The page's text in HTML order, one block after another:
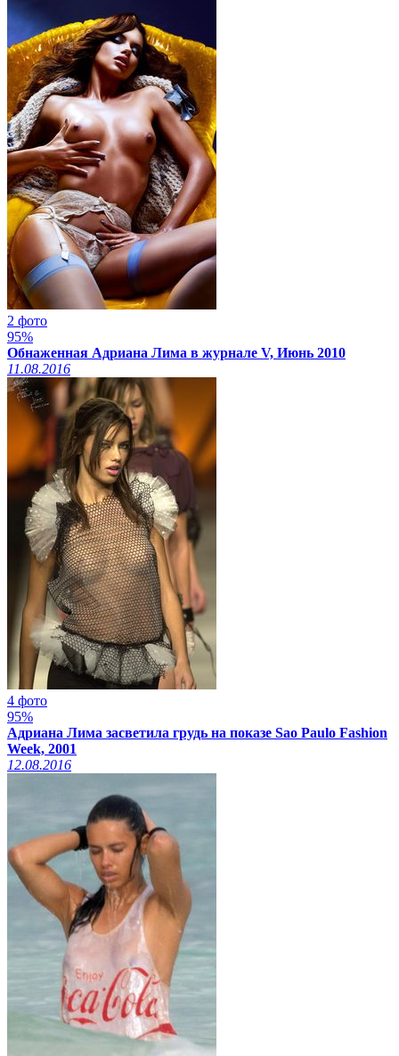
2 фото
95%
Обнаженная Адриана Лима в журнале V, Июнь 2010
11.08.2016
4 фото
95%
Адриана Лима засветила грудь на показе Sao Paulo Fashion
Week, 2001
12.08.2016